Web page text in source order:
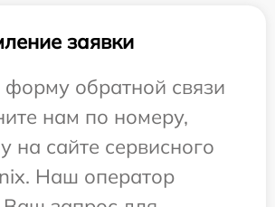
заявки
обратной связи
нам по номеру,
на сайте сервисного
Наш оператор